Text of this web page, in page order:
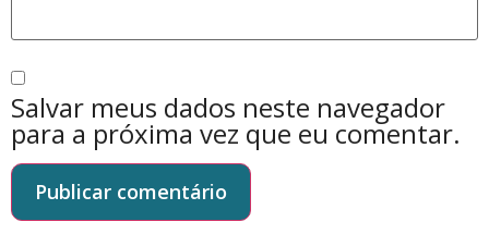
Salvar meus dados neste navegador
para a próxima vez que eu comentar.